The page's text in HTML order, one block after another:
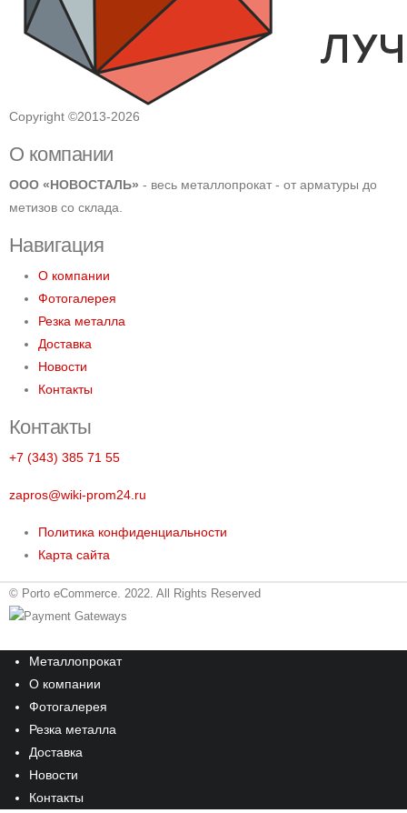
Copyright ©2013-2026
О компании
ООО «НОВОСТАЛЬ» - весь металлопрокат - от арматуры до
метизов со склада.
Навигация
О компании
Фотогалерея
Резка металла
Доставка
Новости
Контакты
Контакты
+7 (343) 385 71 55
zapros@wiki-prom24.ru
Политика конфиденциальности
Карта сайта
© Porto eCommerce. 2022. All Rights Reserved
Металлопрокат
О компании
Фотогалерея
Резка металла
Доставка
Новости
Контакты